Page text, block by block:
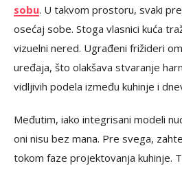
sobu. U takvom prostoru, svaki
osećaj sobe. Stoga vlasnici kuća
vizuelni nered. Ugrađeni frižideri
uređaja, što olakšava stvaranje
vidljivih podela između kuhinje i
Međutim, iako integrisani modeli
oni nisu bez mana. Pre svega,
tokom faze projektovanja kuhinje.